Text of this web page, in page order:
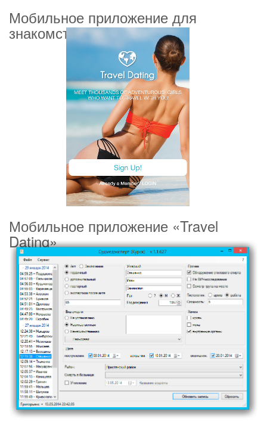
Мобильное приложение для
знакомств «GettDate»
Мобильное приложение «Travel
Dating»